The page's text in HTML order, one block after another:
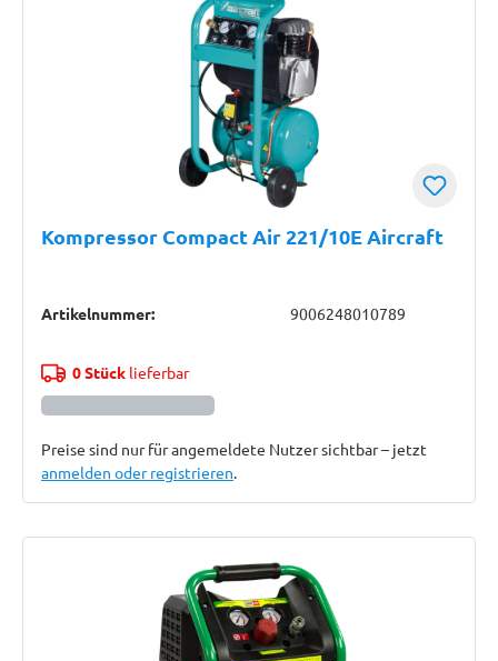
Kompressor Compact Air 221/10E Aircraft
Artikelnummer: 9006248010789
0 Stücklieferbar
Preise sind nur für angemeldete Nutzer sichtbar – jetzt
anmelden oder registrieren.